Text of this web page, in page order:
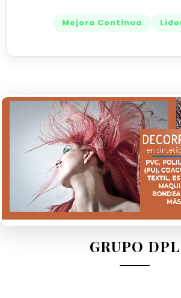
Mejora Continua
GRUPO DPL